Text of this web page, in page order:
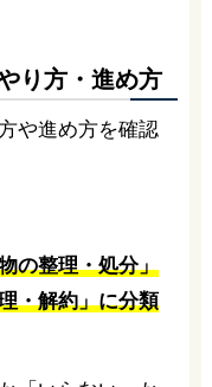
り方・進め方
や進め方を確認
の整理・処分」
・解約」に分類